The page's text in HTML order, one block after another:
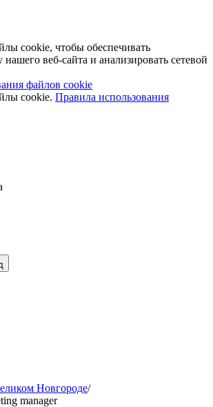
cookie, чтобы обеспечивать
веб-сайта и анализировать сетевой
файлов cookie
cookie. Правила использования
Новгороде/
manager